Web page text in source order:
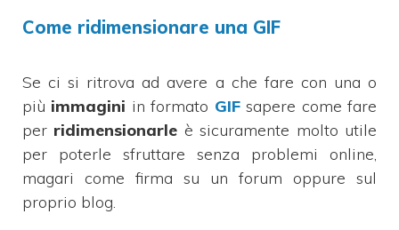
Come ridimensionare una GIF
Se ci si ritrova ad avere a che fare con una o
più immagini in formato GIFsapere come fare
per ridimensionarle è sicuramente molto utile
per poterle sfruttare senza problemi online,
magari come firma su un forum oppure sul
proprio blog.